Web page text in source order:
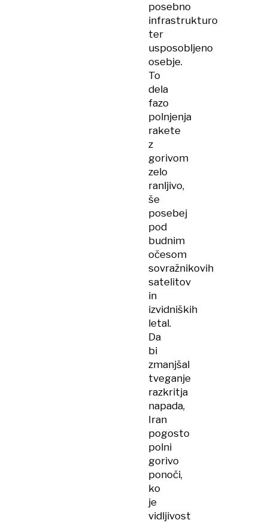
posebno
infrastrukturo
ter
usposobljeno
osebje.
To
dela
fazo
polnjenja
rakete
z
gorivom
zelo
ranljivo,
še
posebej
pod
budnim
očesom
sovražnikovih
satelitov
in
izvidniških
letal.
Da
bi
zmanjšal
tveganje
razkritja
napada,
Iran
pogosto
polni
gorivo
ponoči,
ko
je
vidljivost